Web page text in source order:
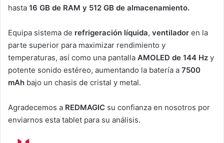
hasta 16 GB de RAM y 512 GB de almacenamiento.
Equipa sistema de refrigeración líquida, ventilador en la
parte superior para maximizar rendimiento y
temperaturas, así como una pantalla AMOLED de 144 Hz y
potente sonido estéreo, aumentando la batería a 7500
mAh bajo un chasis de cristal y metal.
Agradecemos a REDMAGIC su confianza en nosotros por
enviarnos esta tablet para su análisis.